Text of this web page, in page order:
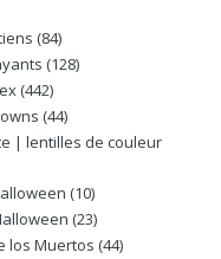
(84)
(128)
(442)
(44)
| lentilles de couleur
(10)
(23)
los Muertos (44)